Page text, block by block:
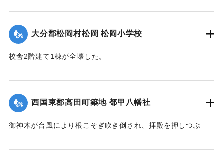
側にある沖地区と北山地区の交通が寸断された。
その後、新たな橋が架けられたことを記念し、通行人に伝え
るためにこの位置に石碑が建立された。
り、ルース台風後に架けられた橋がそのまま使われている。
牛淵橋由来
此橋ノ下流約四丁許ノ䖏ニ梁瀬ノ渡リガアル古来土橋ヲ架ケ
以
ト
大分郡松岡村松岡 松岡小学校
校舎2階建て1棟が全壊した。
｜固有コード: 005200122
西国東郡高田町築地 都甲八幡社
御神木が台風により根こそぎ吹き倒され、拝殿を押しつぶ